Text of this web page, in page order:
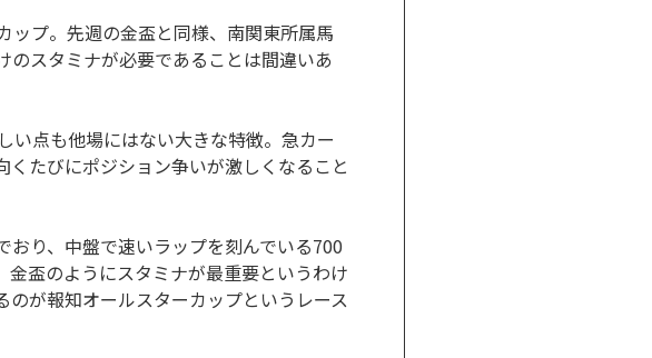
ップ。先週の金盃と同様、南関東所属馬
スタミナが必要であることは間違いあ
い点も他場にはない大きな特徴。急カー
たびにポジション争いが激しくなること
り、中盤で速いラップを刻んでいる700
盃のようにスタミナが最重要というわけ
が報知オールスターカップというレース